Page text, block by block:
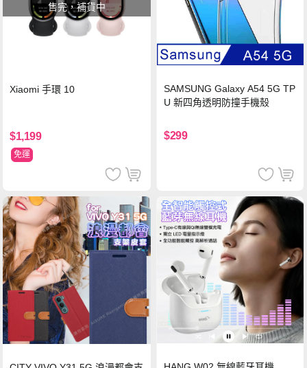
售完，補貨中
Xiaomi 手環 10
$1,199
免運
SAMSUNG Galaxy A54 5G TP
U 新四角透明防撞手機殼
$299